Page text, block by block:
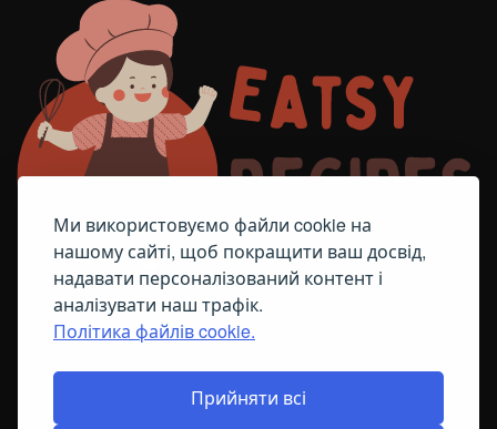
Ми використовуємо файли cookie на
нашому сайті, щоб покращити ваш досвід,
надавати персоналізований контент і
аналізувати наш трафік.
Політика файлів cookie.
Прийняти всі
ПОЛІТИКА ЩОДО ФАЙЛІВ COOKIE